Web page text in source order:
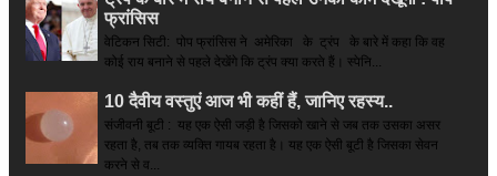
फ्रांसिस
वेटिकन सिटी: पोप फ्रांसिस ने अमेरिका के ट्रंप के बारे में कहा कि वह
कोई राय बनाने से पहले देखेंगे कि ट्रंप क्या करते हैं। स्पेनि...
10 दैवीय वस्तुएं आज भी कहीं हैं, जानिए रहस्य..
संजीवनी बूटी : यह एक ऐसी जड़ी है जिसको खाने से जब तक उसका असर
रहता है, तब तक व्यक्ति गायब रहता है। यह एक ऐसी बूटी है जिसका सेवन
करने से व...